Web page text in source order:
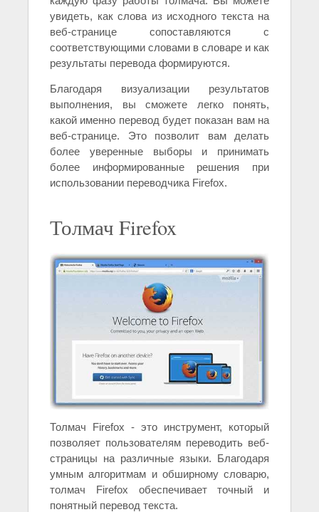
увидеть, как слова из исходного текста на
веб-странице сопоставляются с
соответствующими словами в словаре и как
результаты перевода формируются.
Благодаря визуализации результатов
выполнения, вы сможете легко понять,
какой именно перевод будет показан вам на
веб-странице. Это позволит вам делать
более уверенные выборы и принимать
более информированные решения при
использовании переводчика Firefox.
Толмач Firefox
Толмач Firefox - это инструмент, который
позволяет пользователям переводить веб-
страницы на различные языки. Благодаря
умным алгоритмам и обширному словарю,
толмач Firefox обеспечивает точный и
понятный перевод текста.